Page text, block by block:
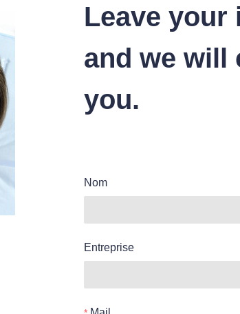
Leave your
and we will
you.
Nom
Entreprise